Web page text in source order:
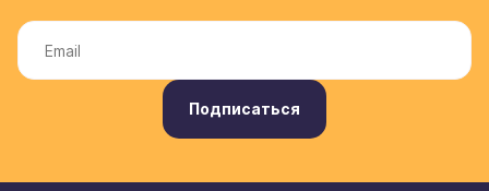
Подписаться